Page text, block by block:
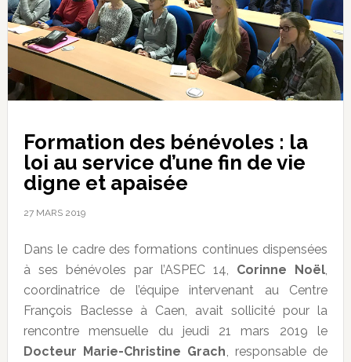
Formation des bénévoles : la
loi au service d’une fin de vie
digne et apaisée
27 MARS 2019
Dans le cadre des formations continues dispensées
à ses bénévoles par l’ASPEC 14, Corinne Noël,
coordinatrice de l’équipe intervenant au Centre
François Baclesse à Caen, avait sollicité pour la
rencontre mensuelle du jeudi 21 mars 2019 le
Docteur Marie-Christine Grach, responsable de